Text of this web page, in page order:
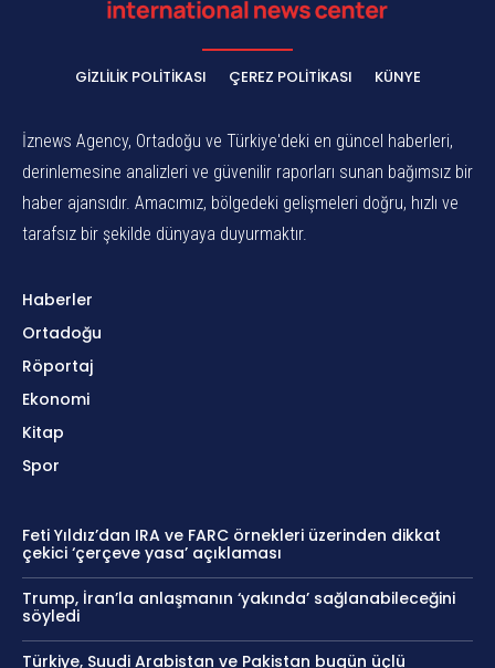
GIZLILIK POLITIKASI ÇEREZ POLITIKASI KÜNYE
İznews Agency, Ortadoğu ve Türkiye'deki en güncel haberleri,
derinlemesine analizleri ve güvenilir raporları sunan bağımsız bir
haber ajansıdır. Amacımız, bölgedeki gelişmeleri doğru, hızlı ve
tarafsız bir şekilde dünyaya duyurmaktır.
Haberler
Ortadoğu
Röportaj
Ekonomi
Kitap
Spor
Feti Yıldız’dan IRA ve FARC örnekleri üzerinden dikkat
çekici ‘çerçeve yasa’ açıklaması
Trump, İran’la anlaşmanın ‘yakında’ sağlanabileceğini
söyledi
Türkiye, Suudi Arabistan ve Pakistan bugün üçlü